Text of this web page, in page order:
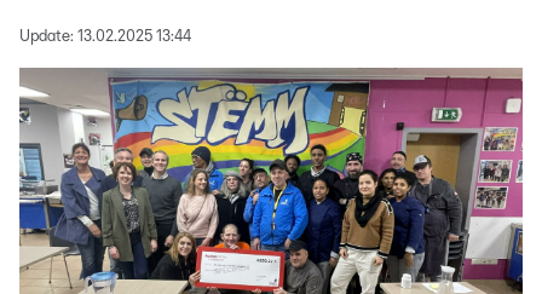
Update: 13.02.2025 13:44